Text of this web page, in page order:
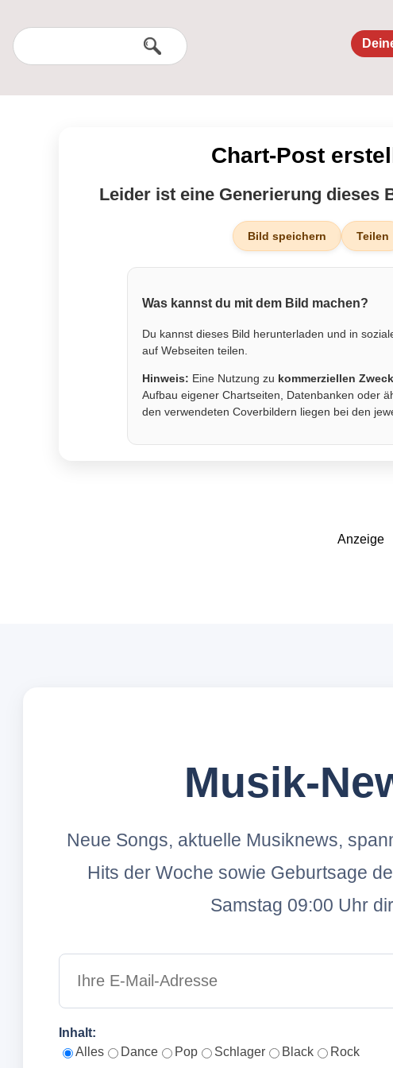
Chart-Post
Leider ist eine Generierung dieses
Bild speichern Teilen
Was kannst du mit dem Bild machen?
Du kannst dieses Bild herunterladen und in
auf Webseiten teilen.
Hinweis: Eine Nutzung zu kommerziellen
Aufbau eigener Chartseiten, Datenbanken oder
den verwendeten Coverbildern liegen bei den
Anzeige
Musik-
Neue Songs, aktuelle Musiknews,
Hits der Woche sowie Geburtsage
Samstag 09:00 Uhr
Inhalt:
Alles
Dance Pop Schlager Black Rock